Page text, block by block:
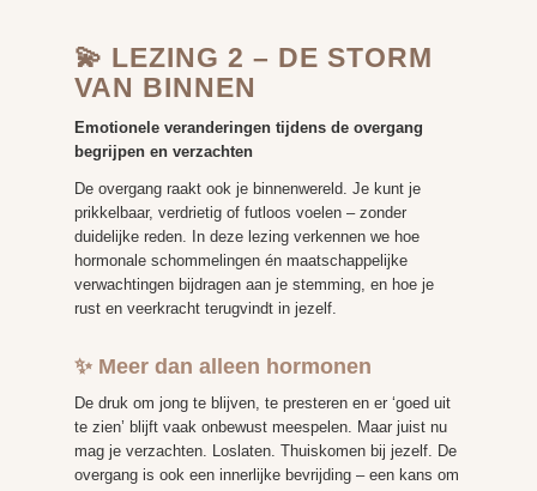
💫 LEZING 2 – DE STORM
VAN BINNEN
Emotionele veranderingen tijdens de overgang
begrijpen en verzachten
De overgang raakt ook je binnenwereld. Je kunt je
prikkelbaar, verdrietig of futloos voelen – zonder
duidelijke reden. In deze lezing verkennen we hoe
hormonale schommelingen én maatschappelijke
verwachtingen bijdragen aan je stemming, en hoe je
rust en veerkracht terugvindt in jezelf.
✨ Meer dan alleen hormonen
De druk om jong te blijven, te presteren en er ‘goed uit
te zien’ blijft vaak onbewust meespelen. Maar juist nu
mag je verzachten. Loslaten. Thuiskomen bij jezelf. De
overgang is ook een innerlijke bevrijding – een kans om